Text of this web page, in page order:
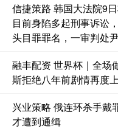
信捷策路 韩国大法院9
目前身陷多起刑事诉讼
头目罪罪名，一审判处
融丰配资 世界杯｜全场
斯拒绝八年前剧情再度
兴业策略 俄连环杀手戴
才遭到通缉